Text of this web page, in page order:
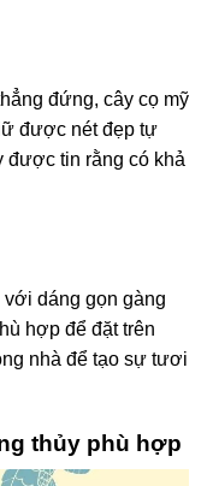
đứng, cây cọ mỹ
được nét đẹp tự
được tin rằng có khả
với dáng gọn gàng
hợp để đặt trên
nhà để tạo sự tươi
thủy phù hợp